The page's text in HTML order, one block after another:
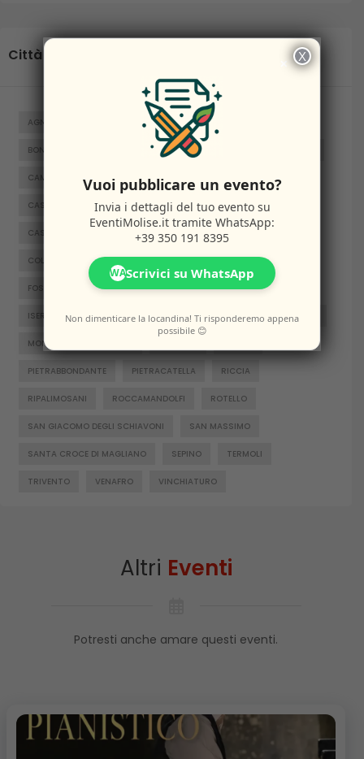
Città
AGNONE BAGNOLI DEL TRIGNO BARANELLO
BONEFRO CAMPITELLO MATESE
CAMPOMARINO CAPRACOTTA
CASACALENDA CASTELNUOVO AL VOLTURNO
CASTELPETROSO CASTROPIGNANO CERCEMAGGIORE
COLLE D'ANCHISE COLLETORTO FERRAZZANO
FOSSALTO FROSOLONE GAMBATESA GUARDIAREGIA
ISERNIA JELSI LARINO MACCHIAGODENA MOLISE
MONTENERO DI BISACCIA
PIETRABBONDANTE PIETRACATELLA RICCIA
RIPALIMOSANI ROCCAMANDOLFI ROTELLO
SAN GIACOMO DEGLI SCHIAVONI SAN MASSIMO
SANTA CROCE DI MAGLIANO SEPINO TERMOLI
TRIVENTO VENAFRO VINCHIATURO
Altri Eventi
Potresti anche amare questi eventi.
×
Vuoi pubblicare un evento?
Invia i dettagli del tuo evento su
EventiMolise.it tramite WhatsApp:
+39 350 191 8395
WAScrivici su WhatsApp
Non dimenticare la locandina! Ti risponderemo appena
possibile 😊
X